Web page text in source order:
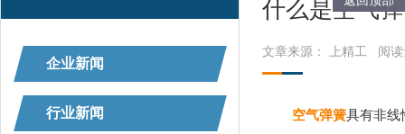
企业新闻
行业新闻
什么是空气
文章来源： 上精工 阅
空气弹簧具有非线